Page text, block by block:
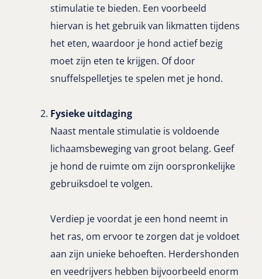
stimulatie te bieden. Een voorbeeld
hiervan is het gebruik van likmatten tijdens
het eten, waardoor je hond actief bezig
moet zijn eten te krijgen. Of door
snuffelspelletjes te spelen met je hond.
Fysieke uitdaging
Naast mentale stimulatie is voldoende
lichaamsbeweging van groot belang. Geef
je hond de ruimte om zijn oorspronkelijke
gebruiksdoel te volgen.
Verdiep je voordat je een hond neemt in
het ras, om ervoor te zorgen dat je voldoet
aan zijn unieke behoeften. Herdershonden
en veedrijvers hebben bijvoorbeeld enorm